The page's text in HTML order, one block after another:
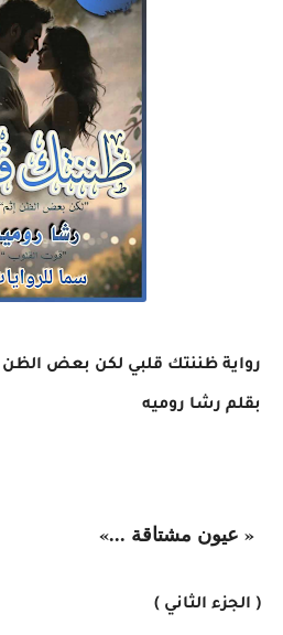
بقلم رشا روميه
« عيون مشتاقة ...»
( الجزء الثاني )